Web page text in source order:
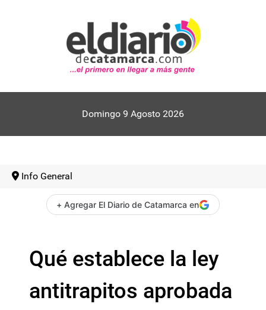
Domingo 9 Agosto 2026
Info General
+ Agregar El Diario de Catamarca en
Qué establece la ley
antitrapitos aprobada